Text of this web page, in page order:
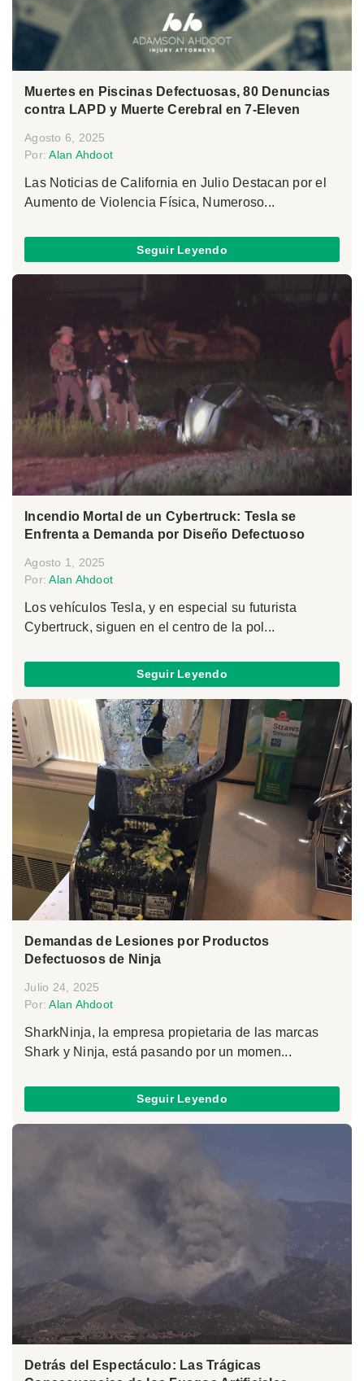
Muertes en Piscinas Defectuosas, 80 Denuncias
contra LAPD y Muerte Cerebral en 7-Eleven
Agosto 6, 2025
Por:Alan Ahdoot
Las Noticias de California en Julio Destacan por el
Aumento de Violencia Física, Numeroso...
Seguir Leyendo
Incendio Mortal de un Cybertruck: Tesla se
Enfrenta a Demanda por Diseño Defectuoso
Agosto 1, 2025
Por:Alan Ahdoot
Los vehículos Tesla, y en especial su futurista
Cybertruck, siguen en el centro de la pol...
Seguir Leyendo
Demandas de Lesiones por Productos
Defectuosos de Ninja
Julio 24, 2025
Por:Alan Ahdoot
SharkNinja, la empresa propietaria de las marcas
Shark y Ninja, está pasando por un momen...
Seguir Leyendo
Detrás del Espectáculo: Las Trágicas